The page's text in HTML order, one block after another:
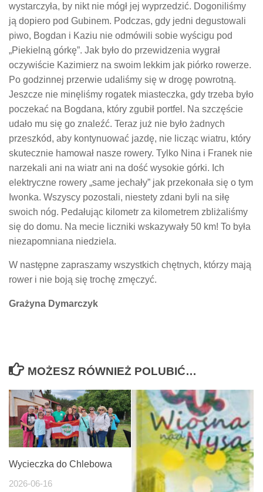
wystarczyła, by nikt nie mógł jej wyprzedzić. Dogoniliśmy
ją dopiero pod Gubinem. Podczas, gdy jedni degustowali
piwo, Bogdan i Kaziu nie odmówili sobie wyścigu pod
„Piekielną górkę”. Jak było do przewidzenia wygrał
oczywiście Kazimierz na swoim lekkim jak piórko rowerze.
Po godzinnej przerwie udaliśmy się w drogę powrotną.
Jeszcze nie minęliśmy rogatek miasteczka, gdy trzeba było
poczekać na Bogdana, który zgubił portfel. Na szczęście
udało mu się go znaleźć. Teraz już nie było żadnych
przeszkód, aby kontynuować jazdę, nie licząc wiatru, który
skutecznie hamował nasze rowery. Tylko Nina i Franek nie
narzekali ani na wiatr ani na dość wysokie górki. Ich
elektryczne rowery „same jechały” jak przekonała się o tym
Iwonka. Wszyscy pozostali, niestety zdani byli na siłę
swoich nóg. Pedałując kilometr za kilometrem zbliżaliśmy
się do domu. Na mecie liczniki wskazywały 50 km! To była
niezapomniana niedziela.
W następne zapraszamy wszystkich chętnych, którzy mają
rower i nie boją się trochę zmęczyć.
Grażyna Dymarczyk
MOŻESZ RÓWNIEŻ POLUBIĆ…
Wycieczka do Chlebowa
2026-06-16